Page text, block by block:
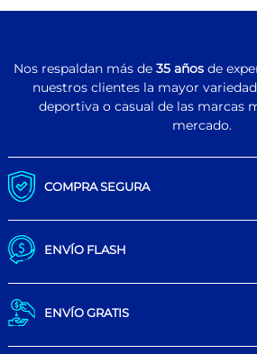
Nos respaldan más de 35 añosde
nuestros clientes la mayor
deportiva o casual de las marcas
mercado.
COMPRA SEGURA
ENVÍO FLASH
ENVÍO GRATIS